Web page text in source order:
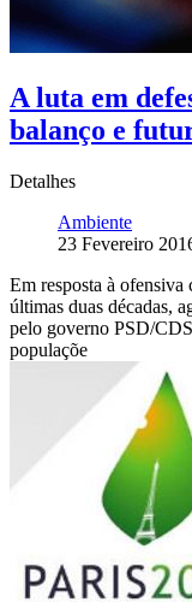
A luta em
balanço e
Detalhes
Ambiente
23 Fevereiro
Em resposta à ofensiva
últimas duas décadas,
pelo governo PSD/
populaçõe